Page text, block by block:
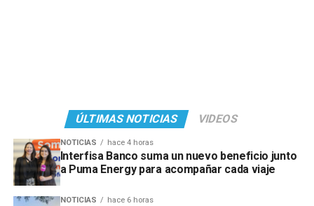
ÚLTIMAS NOTICIAS VIDEOS
NOTICIAS hace 4 horas
Interfisa Banco suma un nuevo beneficio junto
a Puma Energy para acompañar cada viaje
NOTICIAS hace 6 horas